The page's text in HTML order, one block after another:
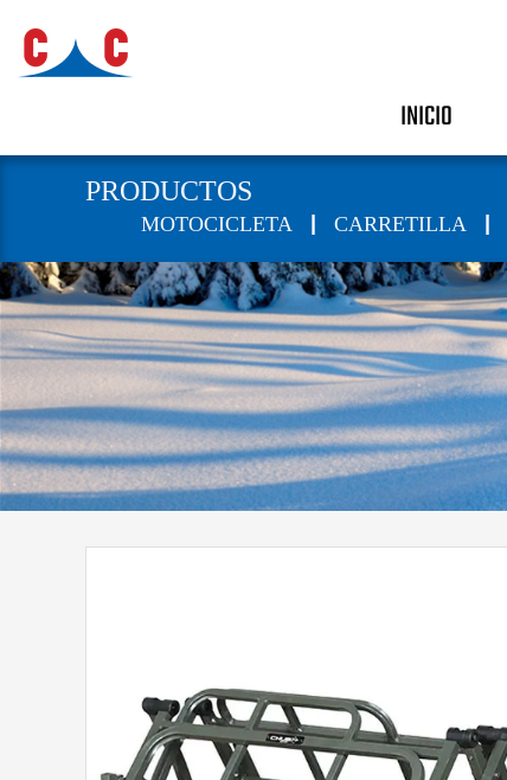
INICIO
PRODUCTOS
MOTOCICLETA CARRETILLA